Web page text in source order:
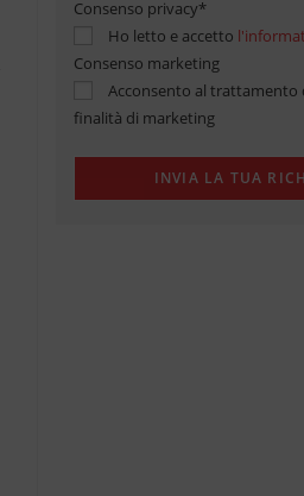
Consenso privacy*
Ho letto e accetto
Consenso marketing
Acconsento al trattamento
finalità di marketing